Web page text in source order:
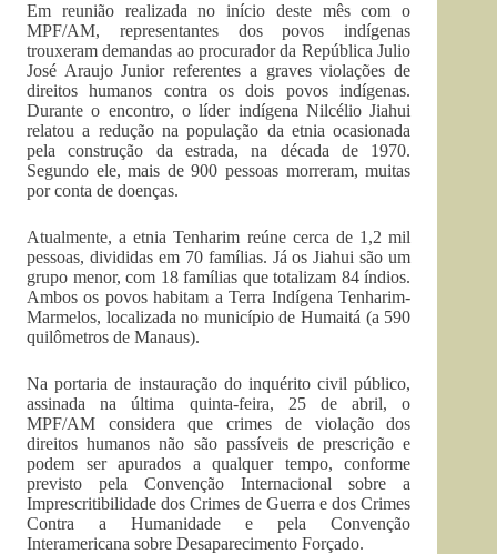
Em reunião realizada no início deste mês com o
MPF/AM, representantes dos povos indígenas
trouxeram demandas ao procurador da República Julio
José Araujo Junior referentes a graves violações de
direitos humanos contra os dois povos indígenas.
Durante o encontro, o líder indígena Nilcélio Jiahui
relatou a redução na população da etnia ocasionada
pela construção da estrada, na década de 1970.
Segundo ele, mais de 900 pessoas morreram, muitas
por conta de doenças.
Atualmente, a etnia Tenharim reúne cerca de 1,2 mil
pessoas, divididas em 70 famílias. Já os Jiahui são um
grupo menor, com 18 famílias que totalizam 84 índios.
Ambos os povos habitam a Terra Indígena Tenharim-
Marmelos, localizada no município de Humaitá (a 590
quilômetros de Manaus).
Na portaria de instauração do inquérito civil público,
assinada na última quinta-feira, 25 de abril, o
MPF/AM considera que crimes de violação dos
direitos humanos não são passíveis de prescrição e
podem ser apurados a qualquer tempo, conforme
previsto pela Convenção Internacional sobre a
Imprescritibilidade dos Crimes de Guerra e dos Crimes
Contra a Humanidade e pela Convenção
Interamericana sobre Desaparecimento Forçado.